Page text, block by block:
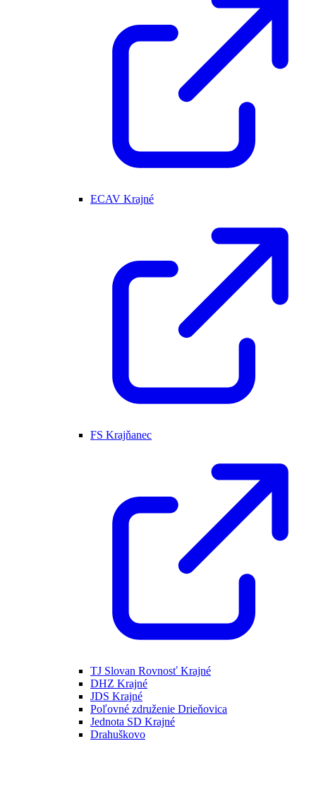
ECAV Krajné
FS Krajňanec
TJ Slovan Rovnosť Krajné
DHZ Krajné
JDS Krajné
Poľovné združenie Drieňovica
Jednota SD Krajné
Drahuškovo